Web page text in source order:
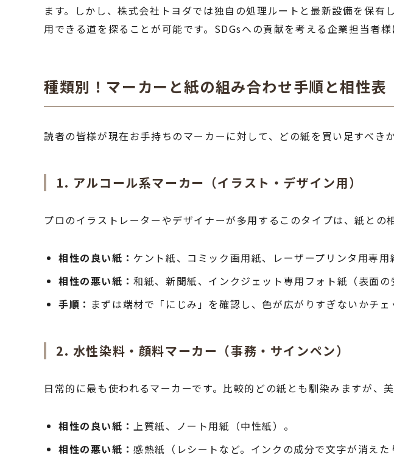
ます。しかし、株式会社トヨダでは独自の処理ルートと最新設備を保
用できる道を探ることが可能です。SDGsへの貢献を考える企業担当者
種類別！マーカーと紙の組み合わせ手順と相性表
読者の皆様が現在お手持ちのマーカーに対して、どの紙を買い足すべき
1. アルコール系マーカー（イラスト・デザイン用）
プロのイラストレーターやデザイナーが多用するこのタイプは、紙との
相性の良い紙： ケント紙、コミック画用紙、レーザープリンタ用専用
相性の悪い紙：和紙、新聞紙、インクジェット専用フォト紙（表面の
手順： まずは端材で「にじみ」を確認し、色が広がりすぎないかチ
2. 水性染料・顔料マーカー（事務・サインペン）
日常的に最も使われるマーカーです。比較的どの紙とも馴染みますが、
相性の良い紙：上質紙、ノート用紙（中性紙）。
相性の悪い紙：感熱紙（レシートなど。インクの成分で文字が消えた